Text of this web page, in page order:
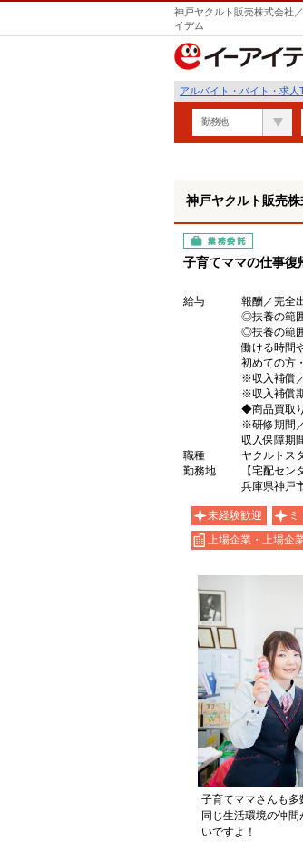
神戸ヤクルト販売株式会社
イデム
アルバイト・バイト・求人
勤務地
神戸ヤクルト販売
業務委託
子育てママの仕事
給与
報酬／完全
◎扶養の範
◎扶養の範
働ける時間
初めての方
※収入補償
※収入補償
◆商品買取
※研修期間
収入保障期
職種
ヤクルトス
勤務地
【宅配セン
兵庫県神戸
未経験歓迎
上場企業・上場企
子育てママさんも多
同じ生活環境の仲
いですよ！